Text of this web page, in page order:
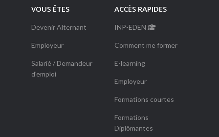
VOUS ÊTES
Devenir Alternant
Employeur
Salarié / Demandeur
d'emploi
ACCÈS RAPIDES
INP-EDEN
Comment me former
E-learning
Employeur
Formations courtes
Formations
Diplômantes